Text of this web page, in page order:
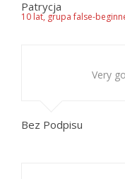
Patrycja
10 lat, grupa false-
Very
Bez Podpisu